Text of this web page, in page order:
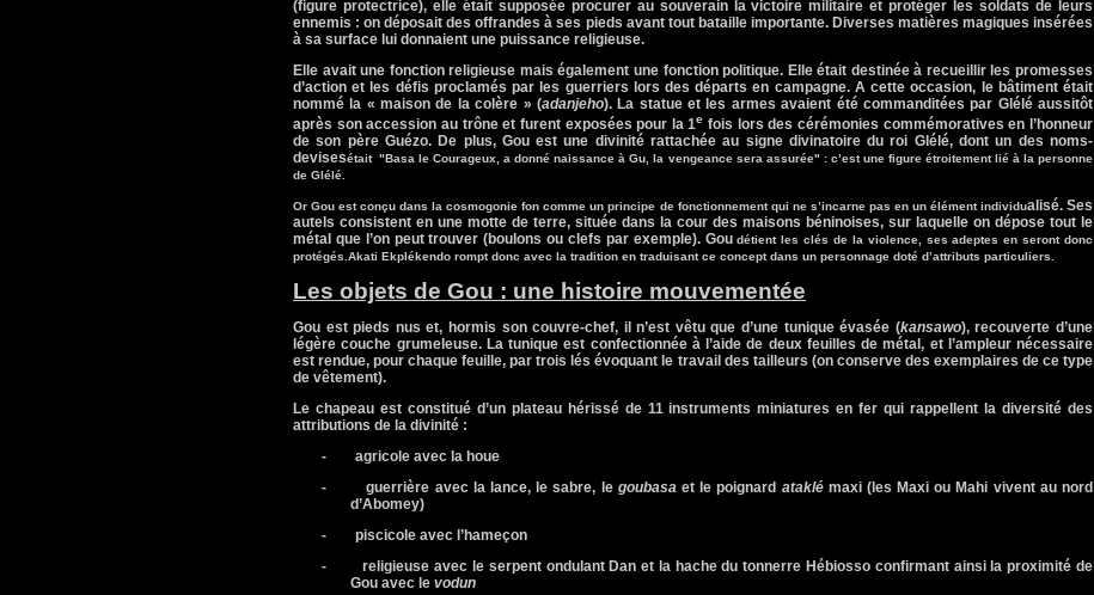
(figure protectrice), elle était supposée procurer au souverain la victoire militaire et protéger les soldats de leurs
ennemis : on déposait des offrandes à ses pieds avant tout bataille importante. Diverses matières magiques insérées
à sa surface lui donnaient une puissance religieuse.
Elle avait une fonction religieuse mais également une fonction politique. Elle était destinée à recueillir les promesses
d’action et les défis proclamés par les guerriers lors des départs en campagne. A cette occasion, le bâtiment était
nommé la « maison de la colère » (adanjeho). La statue et les armes avaient été commanditées par Glélé aussitôt
après son accession au trône et furent exposées pour la 1e fois lors des cérémonies commémoratives en l’honneur
de son père Guézo. De plus, Gou est une divinité rattachée au signe divinatoire du roi Glélé, dont un des noms-
devisesétait "Basa le Courageux, a donné naissance à Gu, la vengeance sera assurée" : c’est une figure étroitement lié à la personne
de Glélé.
Or Gou est conçu dans la cosmogonie fon comme un principe de fonctionnement qui ne s’incarne pas en un élément individualisé. Ses
autels consistent en une motte de terre, située dans la cour des maisons béninoises, sur laquelle on dépose tout le
métal que l’on peut trouver (boulons ou clefs par exemple). Goudétient les clés de la violence, ses adeptes en seront donc
protégés. Akati Ekplékendo rompt donc avec la tradition en traduisant ce concept dans un personnage doté d’attributs particuliers.
Les objets de Gou : une histoire mouvementée
Gou est pieds nus et, hormis son couvre-chef, il n’est vêtu que d’une tunique évasée (kansawo), recouverte d’une
légère couche grumeleuse. La tunique est confectionnée à l’aide de deux feuilles de métal, et l’ampleur nécessaire
est rendue, pour chaque feuille, par trois lés évoquant le travail des tailleurs (on conserve des exemplaires de ce type
de vêtement).
Le chapeau est constitué d’un plateau hérissé de 11 instruments miniatures en fer qui rappellent la diversité des
attributions de la divinité :
-
agricole avec la houe
-
guerrière avec la lance, le sabre, le goubasaet le poignard ataklémaxi (les Maxi ou Mahi vivent au nord
d’Abomey)
-
piscicole avec l’hameçon
-
religieuse avec le serpent ondulant Dan et la hache du tonnerre Hébiosso confirmant ainsi la proximité de
Gou avec le vodun